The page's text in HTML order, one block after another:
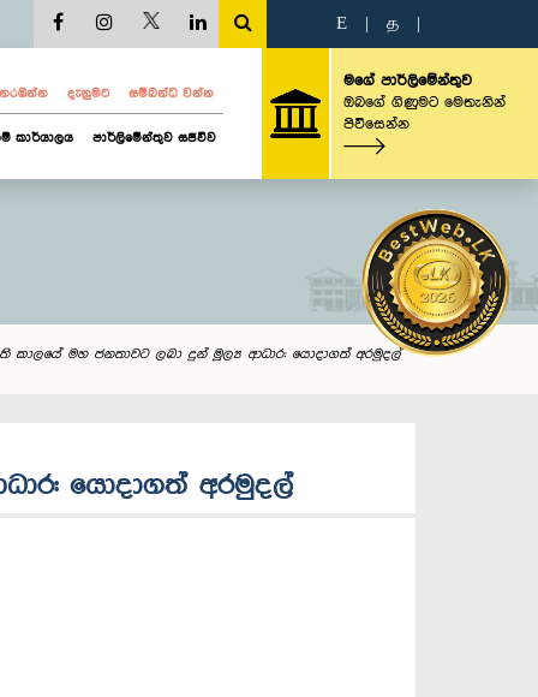
E த
දැනුමට සම්බන්ධ වන්න
කාර්යාලය පාර්ලිමේන්තුව සජීවීව
මගේ පාර්ලිමේන්තුව
ඔබගේ ගිණුමට මෙතැනින්
පිවිසෙන්න
කාලයේ මහ ජනතාවට ලබා දුන් මූල්‍ය ආධාර: යොදාගත් අරමුදල්
යොදාගත් අරමුදල්